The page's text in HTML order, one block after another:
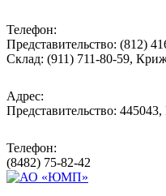
Телефон:
Представительство: (812)
Склад: (911) 711-80-59,
Адрес:
Представительство:
Телефон:
(8482) 75-82-42